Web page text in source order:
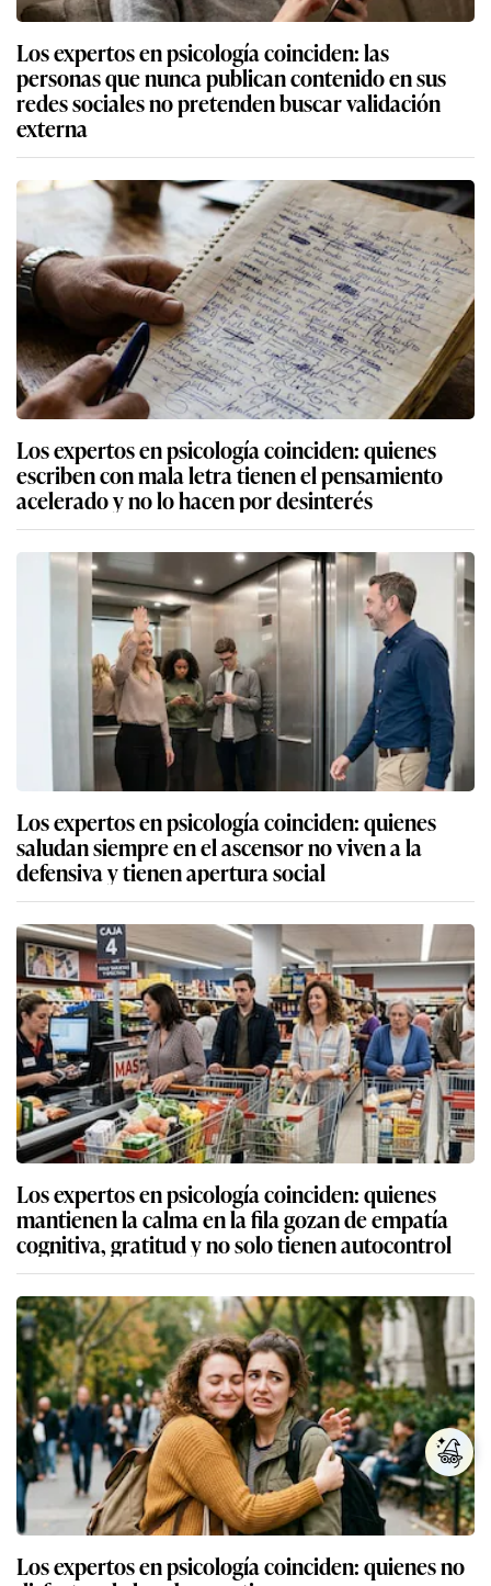
Los expertos en psicología coinciden: las
personas que nunca publican contenido en sus
redes sociales no pretenden buscar validación
externa
Los expertos en psicología coinciden: quienes
escriben con mala letra tienen el pensamiento
acelerado y no lo hacen por desinterés
Los expertos en psicología coinciden: quienes
saludan siempre en el ascensor no viven a la
defensiva y tienen apertura social
Los expertos en psicología coinciden: quienes
mantienen la calma en la fila gozan de empatía
cognitiva, gratitud y no solo tienen autocontrol
Los expertos en psicología coinciden: quienes no